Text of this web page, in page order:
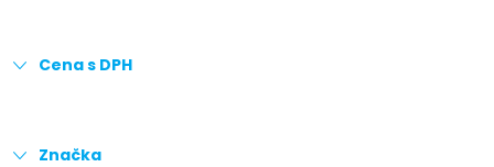
Cena s DPH
Značka